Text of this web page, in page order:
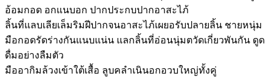
อ้อมกอด อกแนบอก ปากประกบปากอาสะไภ้
ลิ้นที่แลบเลียเล็มริมฝีปากจนอาสะไภ้เผยอรับปลายลิ้น ชายหนุ่ม
มือกอดรัดร่างกันแนบแน่น แลกลิ้นที่อ่อนนุ่มตวัดเกี่ยวพันกัน ดูด
ดื่มอย่างลืมตัว
มืออากิมล้วงเข้าใต้เสื้อ ลูบคลำเนินอกอวบใหญ่ทั้งคู่